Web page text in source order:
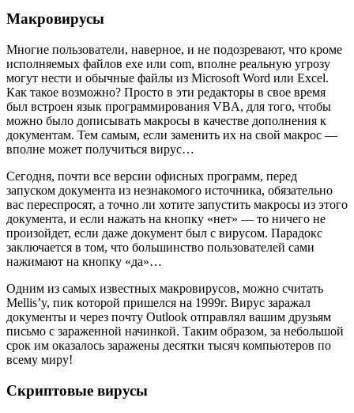
Макровирусы
Многие пользователи, наверное, и не подозревают, что кроме
исполняемых файлов exe или com, вполне реальную угрозу
могут нести и обычные файлы из Microsoft Word или Excel.
Как такое возможно? Просто в эти редакторы в свое время
был встроен язык программирования VBA, для того, чтобы
можно было дописывать макросы в качестве дополнения к
документам. Тем самым, если заменить их на свой макрос —
вполне может получиться вирус…
Сегодня, почти все версии офисных программ, перед
запуском документа из незнакомого источника, обязательно
вас переспросят, а точно ли хотите запустить макросы из этого
документа, и если нажать на кнопку «нет» — то ничего не
произойдет, если даже документ был с вирусом. Парадокс
заключается в том, что большинство пользователей сами
нажимают на кнопку «да»…
Одним из самых известных макровирусов, можно считать
Mellis’y, пик которой пришелся на 1999г. Вирус заражал
документы и через почту Outlook отправлял вашим друзьям
письмо с зараженной начинкой. Таким образом, за небольшой
срок им оказалось заражены десятки тысяч компьютеров по
всему миру!
Скриптовые вирусы